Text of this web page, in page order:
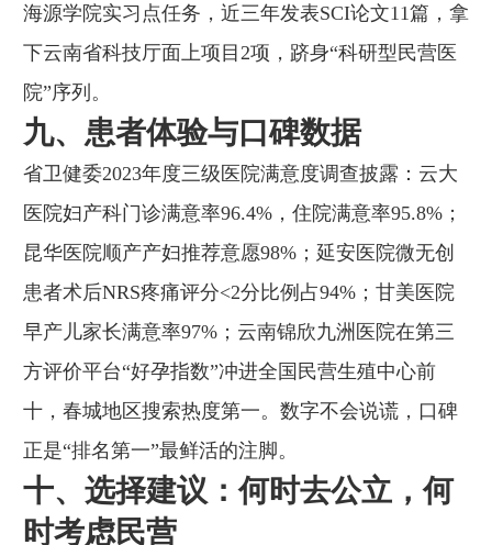
海源学院实习点任务，近三年发表SCI论文11篇，拿
下云南省科技厅面上项目2项，跻身“科研型民营医
院”序列。
九、患者体验与口碑数据
省卫健委2023年度三级医院满意度调查披露：云大
医院妇产科门诊满意率96.4%，住院满意率95.8%；
昆华医院顺产产妇推荐意愿98%；延安医院微无创
患者术后NRS疼痛评分<2分比例占94%；甘美医院
早产儿家长满意率97%；云南锦欣九洲医院在第三
方评价平台“好孕指数”冲进全国民营生殖中心前
十，春城地区搜索热度第一。数字不会说谎，口碑
正是“排名第一”最鲜活的注脚。
十、选择建议：何时去公立，何
时考虑民营